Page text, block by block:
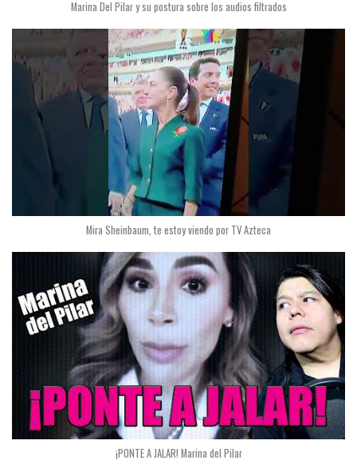
Marina Del Pilar y su postura sobre los audios filtrados
Mira Sheinbaum, te estoy viendo por TV Azteca
¡PONTE A JALAR! Marina del Pilar